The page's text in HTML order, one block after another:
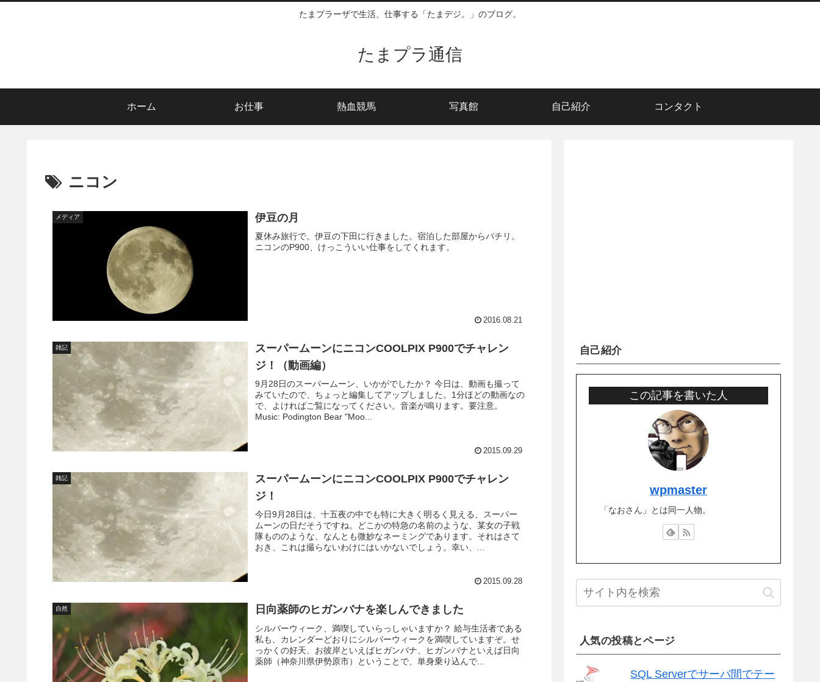
たまプラーザで生活、仕事する「たまデジ。」のブログ。
たまプラ通信
ホーム お仕事 熱血競馬 写真館 自己紹介 コンタクト
ニコン
メディア 伊豆の月
夏休み旅行で。伊豆の下田に行きました。宿泊した部屋からパチリ。
ニコンのP900、けっこういい仕事をしてくれます。
2016.08.21
雑記
スーパームーンにニコンCOOLPIX P900でチャレン
ジ！（動画編）
9月28日のスーパームーン、いかがでしたか？ 今日は、動画も撮って
みていたので、ちょっと編集してアップしました。1分ほどの動画なの
で、よければご覧になってください。音楽が鳴ります。要注意。
Music: Podington Bear "Moo...
2015.09.29
雑記
スーパームーンにニコンCOOLPIX P900でチャレン
ジ！
今日9月28日は、十五夜の中でも特に大きく明るく見える、スーパー
ムーンの日だそうですね。どこかの特急の名前のような、某女の子戦
隊もののような、なんとも微妙なネーミングであります。それはさて
おき、これは撮らないわけにはいかないでしょう。幸い、...
2015.09.28
自然 日向薬師のヒガンバナを楽しんできました
シルバーウィーク、満喫していらっしゃいますか？ 給与生活者である
私も、カレンダーどおりにシルバーウィークを満喫していますぞ。せ
っかくの好天、お彼岸といえばヒガンバナ、ヒガンバナといえば日向
薬師（神奈川県伊勢原市）ということで、単身乗り込んで...
自己紹介
この記事を書いた人
wpmaster
「なおさん」とは同一人物。
人気の投稿とページ
SQL Serverでサーバ間でテー